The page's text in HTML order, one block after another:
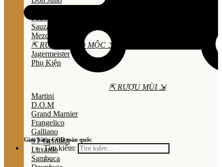
Giao hàng COD toàn quốc
Tìm kiếm:
Sauza
Mezcal
⇱ RƯỢU THẢO MỘC ⇲
Jagermeister
Phụ Kiện
⇱ RƯỢU MÙI ⇲
Martini
D.O.M
Grand Marnier
Frangelico
Galliano
ST Germain
Luxardo
Sambuca